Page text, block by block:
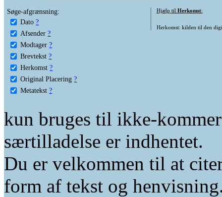
Søge-afgrænsning:
Dato ?
Afsender ?
Modtager ?
Brevtekst ?
Herkomst ?
Original Placering ?
Metatekst ?
Hjælp til Herkomst:
Herkomst: kilden til den
kun bruges til ikke-
særtilladelse er indhentet.
Du er velkommen til at
form af tekst og